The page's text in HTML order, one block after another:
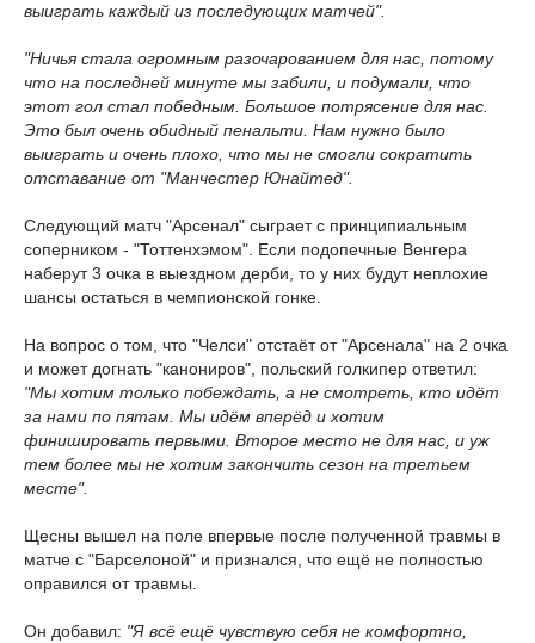
выиграть каждый из последующих матчей".
"Ничья стала огромным разочарованием для нас, потому
что на последней минуте мы забили, и подумали, что
этот гол стал победным. Большое потрясение для нас.
Это был очень обидный пенальти. Нам нужно было
выиграть и очень плохо, что мы не смогли сократить
отставание от "Манчестер Юнайтед".
Следующий матч "Арсенал" сыграет с принципиальным
соперником - "Тоттенхэмом". Если подопечные Венгера
наберут 3 очка в выездном дерби, то у них будут неплохие
шансы остаться в чемпионской гонке.
На вопрос о том, что "Челси" отстаёт от "Арсенала" на 2 очка
и может догнать "канониров", польский голкипер ответил:
"Мы хотим только побеждать, а не смотреть, кто идёт
за нами по пятам. Мы идём вперёд и хотим
финишировать первыми. Второе место не для нас, и уж
тем более мы не хотим закончить сезон на третьем
месте".
Щесны вышел на поле впервые после полученной травмы в
матче с "Барселоной" и признался, что ещё не полностью
оправился от травмы.
Он добавил: "Я всё ещё чувствую себя не комфортно,